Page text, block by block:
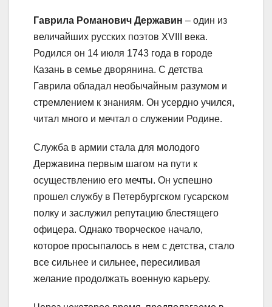
Гаврила Романович Державин – один из
величайших русских поэтов XVIII века.
Родился он 14 июля 1743 года в городе
Казань в семье дворянина. С детства
Гаврила обладал необычайным разумом и
стремлением к знаниям. Он усердно учился,
читал много и мечтал о служении Родине.
Служба в армии стала для молодого
Державина первым шагом на пути к
осуществлению его мечты. Он успешно
прошел службу в Петербургском гусарском
полку и заслужил репутацию блестящего
офицера. Однако творческое начало,
которое просыпалось в нем с детства, стало
все сильнее и сильнее, пересиливая
желание продолжать военную карьеру.